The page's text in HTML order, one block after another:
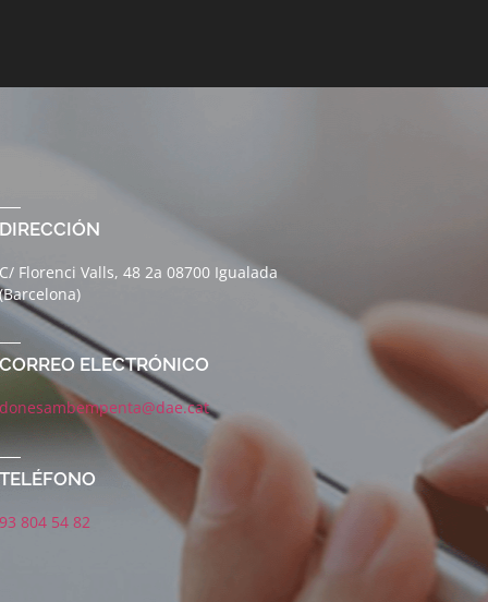
Florenci Valls, 48 2a 08700 Igualada
ELECTRÓNICO
804 54 82